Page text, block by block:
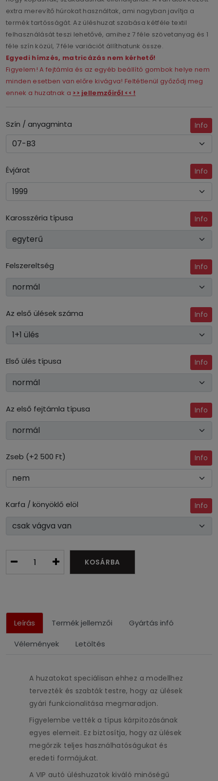
extra merevítő húrokat használtak, ami nagyban javítja a
termék tartósságát. Az üléshuzat szabása kétféle textil
felhasználását teszi lehetővé, amihez 7 féle szövetanyag és 1
féle szín közül, 7 féle variációt állíthatunk össze.
Egyedi hímzés, matricázás nem kérhető!
Figyelem! A fejtámla és az egyéb beállító gombok helye nem
minden esetben van előre kivágva! Feltétlenül győződj meg
ennek a huzatnak a >> jellemzőiről << !
Szín / anyagminta Info
Évjárat Info
Karosszéria típusa Info
Felszereltség Info
Az első ülések száma Info
Első ülés típusa Info
Az első fejtámla típusa Info
Zseb (+2 500 Ft) Info
Karfa / könyöklő elöl Info
KOSÁRBA
Leírás Termék jellemzői Gyártás infó
Vélemények Letöltés
A huzatokat speciálisan ehhez a modellhez
tervezték és szabták testre, hogy az ülések
gyári funkcionalitása megmaradjon.
Figyelembe vették a típus kárpitozásának
egyes elemeit. Ez biztosítja, hogy az ülések
megőrzik teljes használhatóságukat és
eredeti formájukat.
A VIP autó üléshuzatok kiváló minőségű